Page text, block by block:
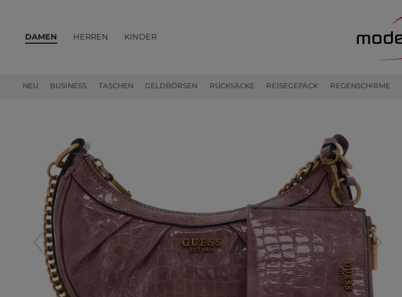
DAMEN
NEU BUSINESS TASCHEN GELDBÖRSEN RUCKSÄCKE REISEGEPÄCK REGENSCHIRME
HERREN KINDER